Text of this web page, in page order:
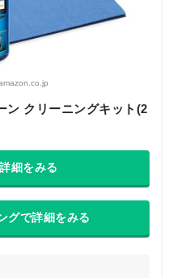
ン クリーニングキット(2
細をみる
グで詳細をみる